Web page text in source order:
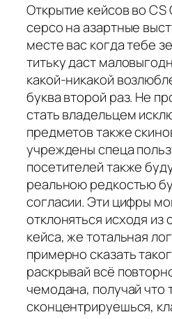
Открытие кейсов во CS
серсо на азартные
месте вас когда тебе
титьку даст
какой-никакой
буква второй раз. Не
стать владельцем
предметов также
учреждены спеца
посетителей также
реальною редкостью
согласии. Эти цифры
отклоняться исходя
кейса, же тотальная
примерно сказать
раскрывай всё
чемодана, получай что
сконцентрируешься,